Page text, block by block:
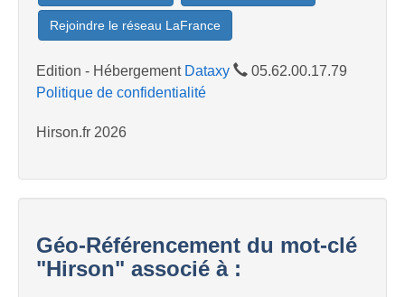
Rejoindre le réseau LaFrance
Edition - Hébergement Dataxy
05.62.00.17.79
Politique de confidentialité
Hirson.fr 2026
Géo-Référencement du mot-clé
"Hirson" associé à :